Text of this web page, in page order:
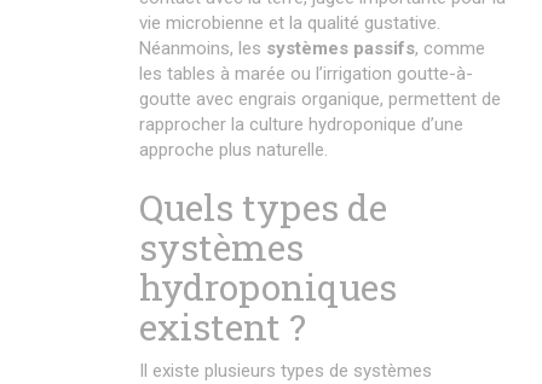
vie microbienne et la qualité gustative.
Néanmoins, les systèmes passifs, comme
les tables à marée ou l’irrigation goutte-à-
goutte avec engrais organique, permettent de
rapprocher la culture hydroponique d’une
approche plus naturelle.
Quels types de
systèmes
hydroponiques
existent ?
Il existe plusieurs types de systèmes